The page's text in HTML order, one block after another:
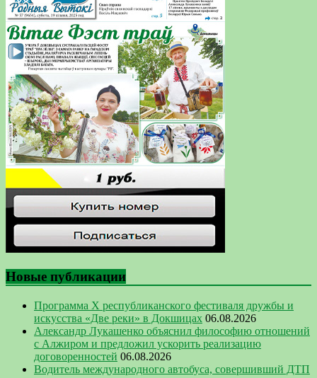
Новые публикации
Программа Х республиканского фестиваля дружбы и
искусства «Две реки» в Докшицах 06.08.2026
Александр Лукашенко объяснил философию отношений
с Алжиром и предложил ускорить реализацию
договоренностей 06.08.2026
Водитель международного автобуса, совершивший ДТП